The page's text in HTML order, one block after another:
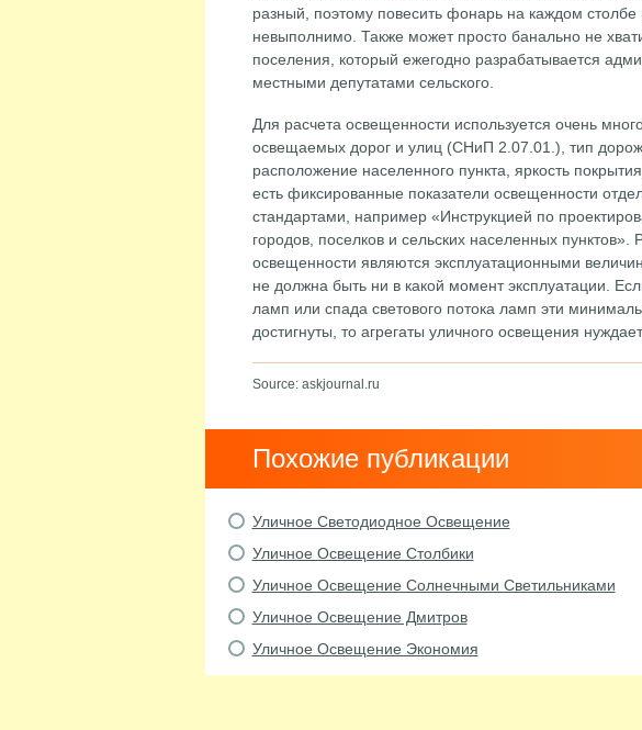
разный, поэтому повесить фонарь на каждом столбе
невыполнимо. Также может просто банально не
поселения, который ежегодно разрабатывается
местными депутатами сельского.
Для расчета освещенности используется очень
освещаемых дорог и улиц (СНиП 2.07.01.), тип
расположение населенного пункта, яркость
есть фиксированные показатели освещенности
стандартами, например «Инструкцией по
городов, поселков и сельских населенных
освещенности являются эксплуатационными
не должна быть ни в какой момент эксплуатации.
ламп или спада светового потока ламп эти
достигнуты, то агрегаты уличного освещения
Source: askjournal.ru
Похожие публикации
Уличное Светодиодное Освещение
Уличное Освещение Столбики
Уличное Освещение Солнечными Светильниками
Уличное Освещение Дмитров
Уличное Освещение Экономия